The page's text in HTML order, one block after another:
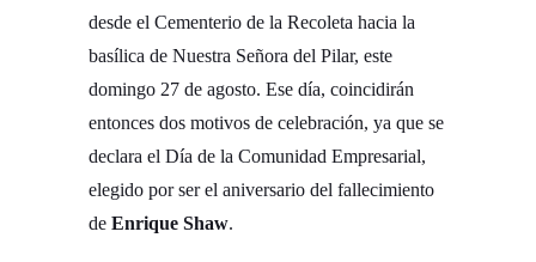
desde el Cementerio de la Recoleta hacia la
basílica de Nuestra Señora del Pilar, este
domingo 27 de agosto. Ese día, coincidirán
entonces dos motivos de celebración, ya que se
declara el Día de la Comunidad Empresarial,
elegido por ser el aniversario del fallecimiento
de Enrique Shaw.